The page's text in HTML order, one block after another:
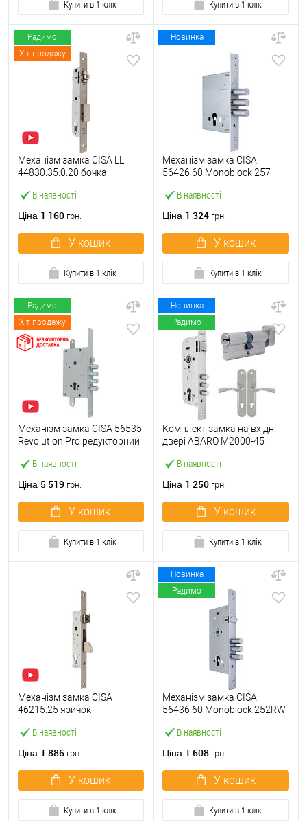
Купити в 1 клік Купити в 1 клік
Радимо
Хіт продажу
В наявності
Механізм замка CISA LL
44830.35.0.20 бочка
нержавіюча сталь
Ціна 1 160 грн.
У кошик
Купити в 1 клік
Новинка
В наявності
Механізм замка CISA
56426.60 Monoblock 257
Ціна 1 324 грн.
У кошик
Купити в 1 клік
Радимо
Хіт продажу
В наявності
Механізм замка CISA 56535
Revolution Pro редукторний
(BS67,5*85мм) хром
Ціна 5 519 грн.
У кошик
Купити в 1 клік
Новинка
Радимо
В наявності
Комплект замка на вхідні
двері ABARO M2000-45
B100 60T і ручками KEDR
Ціна 1 250 грн.
У кошик
Купити в 1 клік
В наявності
Механізм замка CISA
46215.25 язичок
нержавіюча сталь
Ціна 1 886 грн.
У кошик
Купити в 1 клік
Новинка
Радимо
В наявності
Механізм замка CISA
56436.60 Monoblock 252RW
Ціна 1 608 грн.
У кошик
Купити в 1 клік